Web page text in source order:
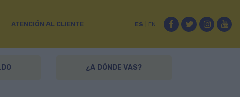
ATENCIÓN AL CLIENTE Facebook
Twitter
ES EN
¿A DÓNDE VAS?